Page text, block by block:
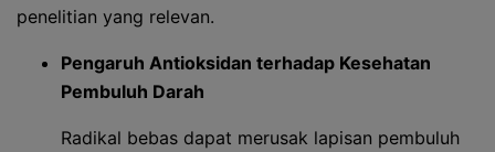
penelitian yang relevan.
Pengaruh Antioksidan terhadap Kesehatan
Pembuluh Darah
Radikal bebas dapat merusak lapisan pembuluh